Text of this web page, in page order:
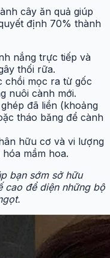
cây ăn quả giúp
định 70% thành
nắng trực tiếp và
thối rữa.
chồi mọc ra từ gốc
nuôi cành mới.
đã liền (khoảng
tháo băng để cành
hữu cơ và vi lượng
mầm hoa.
bạn sớm sở hữu
cao để diện những bộ